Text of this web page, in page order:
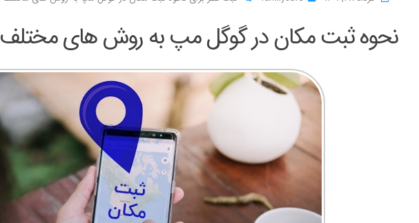
نحوه ثبت مکان در گوگل مپ به روش های مختلف